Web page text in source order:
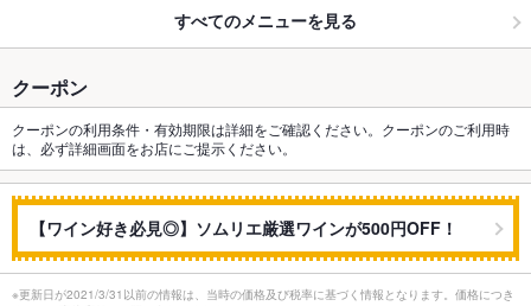
すべてのメニューを見る
クーポン
クーポンの利用条件・有効期限は詳細をご確認ください。クーポンのご利用時
は、必ず詳細画面をお店にご提示ください。
【ワイン好き必見◎】ソムリエ厳選ワインが500円OFF！
※更新日が2021/3/31以前の情報は、当時の価格及び税率に基づく情報となります。価格につき